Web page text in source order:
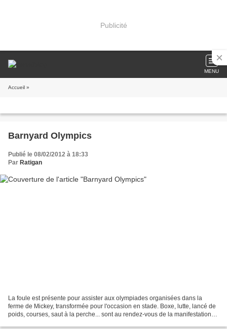
Publicité
MENU
Accueil »
Barnyard Olympics
Publié le 08/02/2012 à 18:33
Par Ratigan
La foule est présente pour assister aux olympiades organisées dans la
ferme de Mickey, transformée pour l'occasion en stade. Boxe, lutte, lancé de
poids, courses, saut à la perche... sont au rendez-vous de la manifestation